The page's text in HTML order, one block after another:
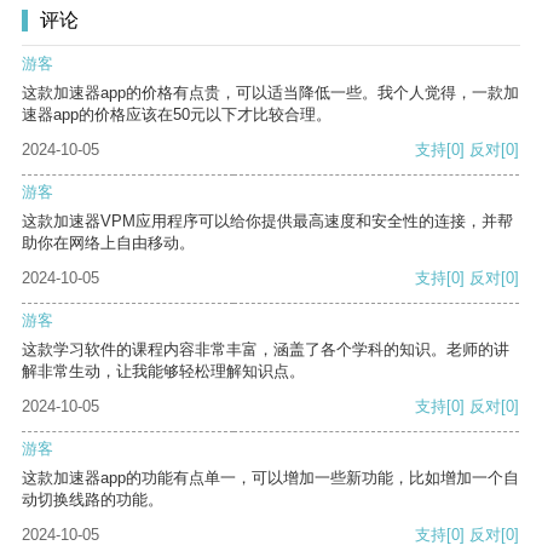
评论
游客
这款加速器app的价格有点贵，可以适当降低一些。我个人觉得，一款加
速器app的价格应该在50元以下才比较合理。
2024-10-05
支持[0] 反对[0]
游客
这款加速器VPM应用程序可以给你提供最高速度和安全性的连接，并帮
助你在网络上自由移动。
2024-10-05
支持[0] 反对[0]
游客
这款学习软件的课程内容非常丰富，涵盖了各个学科的知识。老师的讲
解非常生动，让我能够轻松理解知识点。
2024-10-05
支持[0] 反对[0]
游客
这款加速器app的功能有点单一，可以增加一些新功能，比如增加一个自
动切换线路的功能。
2024-10-05
支持[0] 反对[0]